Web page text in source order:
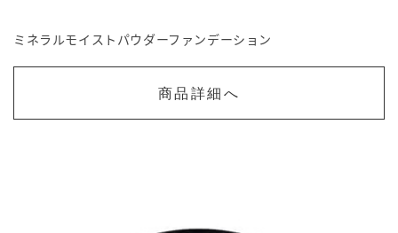
ミネラルモイストパウダーファンデーション
商品詳細へ